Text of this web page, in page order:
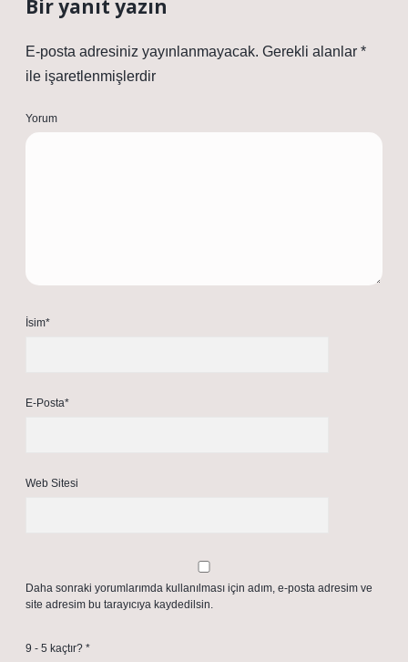
Bir yanıt yazın
E-posta adresiniz yayınlanmayacak. Gerekli alanlar *
ile işaretlenmişlerdir
Yorum
İsim*
E-Posta*
Web Sitesi
Daha sonraki yorumlarımda kullanılması için adım, e-posta adresim ve
site adresim bu tarayıcıya kaydedilsin.
9 - 5 kaçtır? *